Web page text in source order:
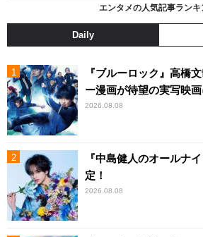
エンタメの人気記事ランキ
Daily
『ブルーロック』高橋
ー漫画が待望の実写映画
2026.08.08
『中島健人のオールナ
定！
2026.08.08